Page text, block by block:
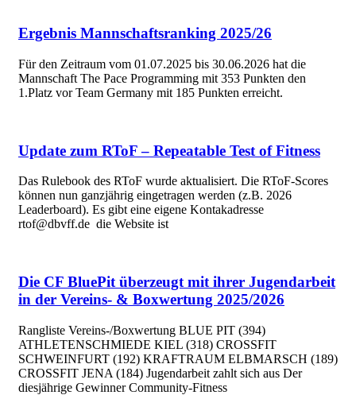
Ergebnis Mannschaftsranking 2025/26
Für den Zeitraum vom 01.07.2025 bis 30.06.2026 hat die
Mannschaft The Pace Programming mit 353 Punkten den
1.Platz vor Team Germany mit 185 Punkten erreicht.
Update zum RToF – Repeatable Test of Fitness
Das Rulebook des RToF wurde aktualisiert. Die RToF-Scores
können nun ganzjährig eingetragen werden (z.B. 2026
Leaderboard). Es gibt eine eigene Kontakadresse
rtof@dbvff.de die Website ist
Die CF BluePit überzeugt mit ihrer Jugendarbeit
in der Vereins- & Boxwertung 2025/2026
Rangliste Vereins-/Boxwertung BLUE PIT (394)
ATHLETENSCHMIEDE KIEL (318) CROSSFIT
SCHWEINFURT (192) KRAFTRAUM ELBMARSCH (189)
CROSSFIT JENA (184) Jugendarbeit zahlt sich aus Der
diesjährige Gewinner Community-Fitness